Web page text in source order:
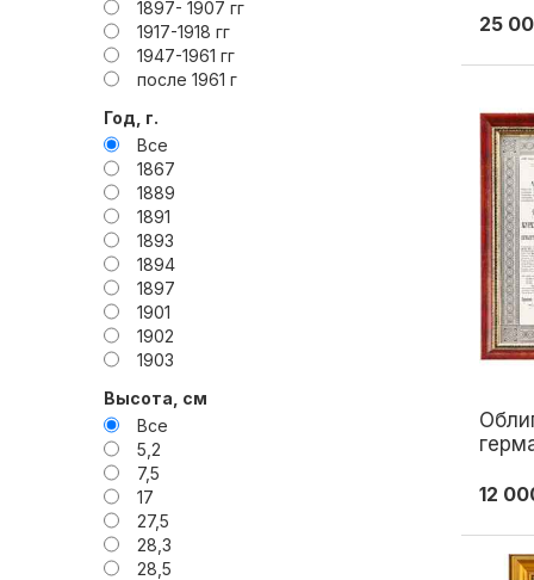
1897- 1907 гг
1917-1918 гг
1947-1961 гг
после 1961 г
Год, г.
Все
1867
1889
1891
1893
1894
1897
1901
1902
1903
1912
1913
1914
1916
1923
1929
1991
Высота, см
Все
5,2
7,5
17
27,5
28,3
28,5
гг
25
1889
12